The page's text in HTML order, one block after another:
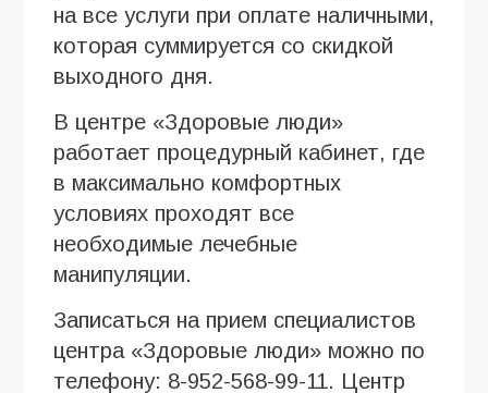
на все услуги при оплате наличными,
которая суммируется со скидкой
выходного дня.
В центре «Здоровые люди»
работает процедурный кабинет, где
в максимально комфортных
условиях проходят все
необходимые лечебные
манипуляции.
Записаться на прием специалистов
центра «Здоровые люди» можно по
телефону: 8-952-568-99-11. Центр